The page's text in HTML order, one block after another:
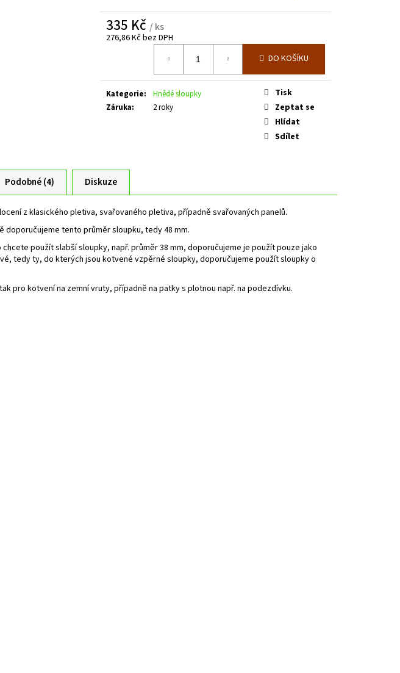
335 Kč / ks
276,86 Kč bez DPH
DO KOŠÍKU
Kategorie:
Hnědé sloupky
Záruka: 2 roky
Tisk
Zeptat se
Hlídat
Sdílet
Podobné (4) Diskuze
z klasického pletiva, svařovaného pletiva, případně svařovaných panelů.
doporučujeme tento průměr sloupku, tedy 48 mm.
použít slabší sloupky, např. průměr 38 mm, doporučujeme je použít pouze jako
tedy ty, do kterých jsou kotvené vzpěrné sloupky, doporučujeme použít sloupky o
pro kotvení na zemní vruty, případně na patky s plotnou např. na podezdívku.